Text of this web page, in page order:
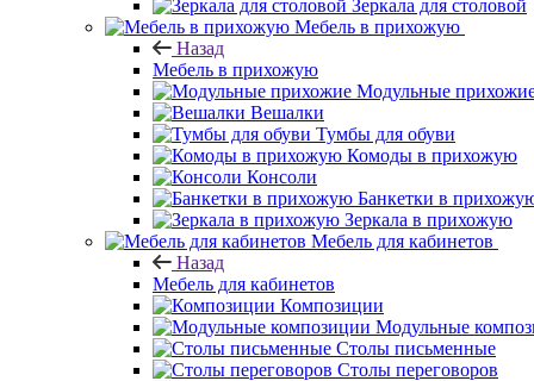
Зеркала для столовой
Мебель в прихожую
Назад
Мебель в прихожую
Модульные
Вешалки
Тумбы для обуви
Комоды в прихожую
Консоли
Банкетки в
Зеркала в прихожую
Мебель для кабинетов
Назад
Мебель для кабинетов
Композиции
Модульные
Столы письменные
Столы переговоров